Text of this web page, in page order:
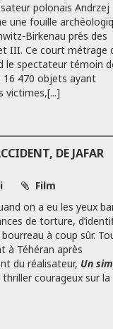
polonais Andrzej
une fouille
Birkenau près des
III. Ce court métrage
le spectateur témoin
16 470 objets ayant
victimes,[...]
DE JAFAR
Film
on a eu les yeux
de torture,
à coup sûr.
à Téhéran après
du réalisateur, Un
courageux sur la